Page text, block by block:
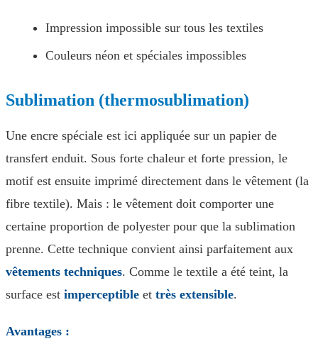
Impression impossible sur tous les textiles
Couleurs néon et spéciales impossibles
Sublimation (thermosublimation)
Une encre spéciale est ici appliquée sur un papier de
transfert enduit. Sous forte chaleur et forte pression, le
motif est ensuite imprimé directement dans le vêtement (la
fibre textile). Mais : le vêtement doit comporter une
certaine proportion de polyester pour que la sublimation
prenne. Cette technique convient ainsi parfaitement aux
vêtements techniques. Comme le textile a été teint, la
surface est imperceptible et très extensible.
Avantages :